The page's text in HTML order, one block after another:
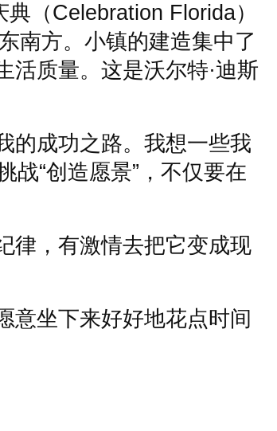
典（Celebration Florida）
南方。小镇的建造集中了
活质量。这是沃尔特·迪斯
的成功之路。我想一些我
战“创造愿景” ，不仅要在
律，有激情去把它变成现
意坐下来好好地花点时间